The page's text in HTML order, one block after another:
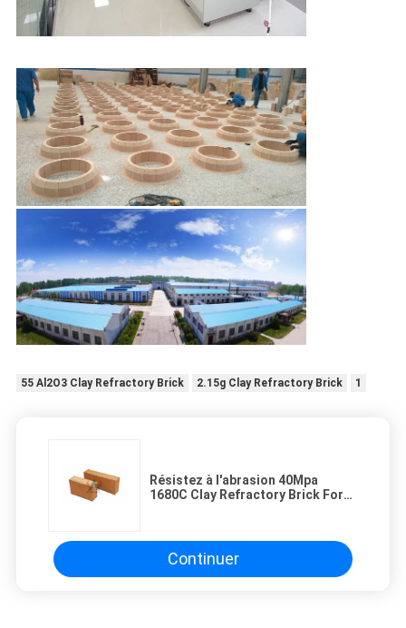
55 Al2O3 Clay Refractory Brick 2.15g Clay Refractory Brick 1
Résistez à l'abrasion 40Mpa
1680C Clay Refractory Brick For
Continuer